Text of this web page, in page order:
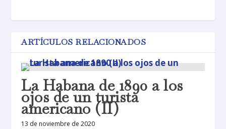
ARTÍCULOS RELACIONADOS
La Habana de 1890 a los
ojos de un turista
americano (II)
13 de noviembre de 2020